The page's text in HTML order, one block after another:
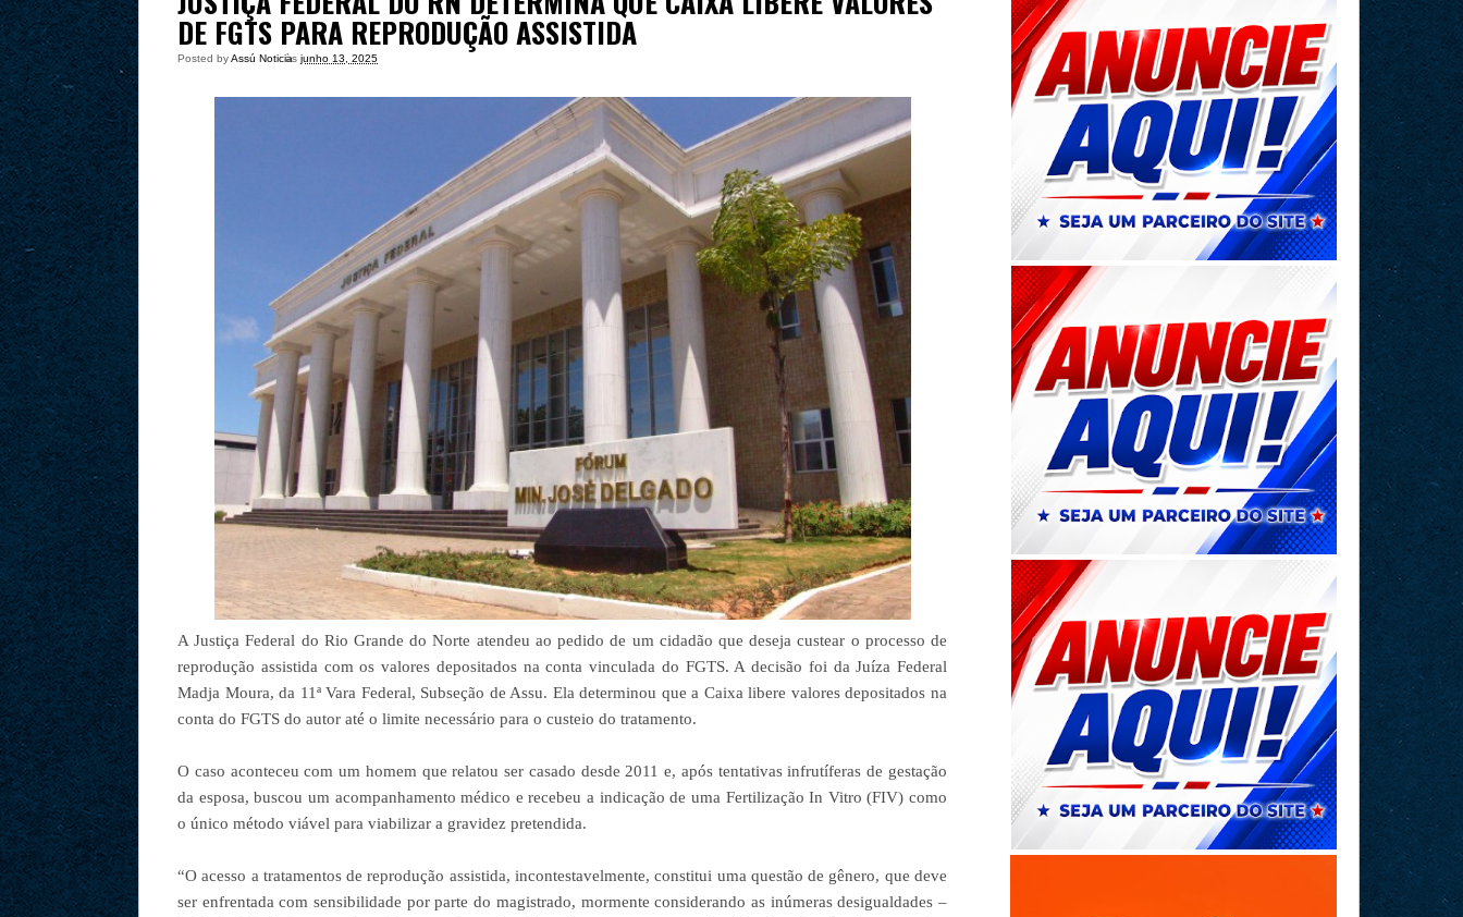
DE FGTS PARA REPRODUÇÃO ASSISTIDA
Posted byAssú Noticia
às junho 13, 2025
A Justiça Federal do Rio Grande do Norte atendeu ao pedido de um cidadão que deseja custear o processo de
reprodução assistida com os valores depositados na conta vinculada do FGTS. A decisão foi da Juíza Federal
Madja Moura, da 11ª Vara Federal, Subseção de Assu. Ela determinou que a Caixa libere valores depositados na
conta do FGTS do autor até o limite necessário para o custeio do tratamento.
O caso aconteceu com um homem que relatou ser casado desde 2011 e, após tentativas infrutíferas de gestação
da esposa, buscou um acompanhamento médico e recebeu a indicação de uma Fertilização In Vitro (FIV) como
o único método viável para viabilizar a gravidez pretendida.
“O acesso a tratamentos de reprodução assistida, incontestavelmente, constitui uma questão de gênero, que deve
ser enfrentada com sensibilidade por parte do magistrado, mormente considerando as inúmeras desigualdades –